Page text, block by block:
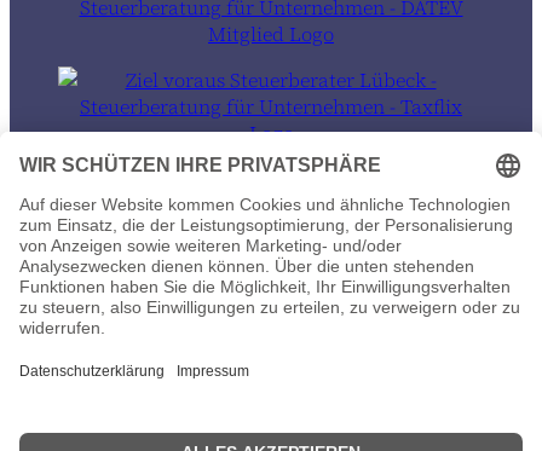
© 2026 Ziel voraus Steuerberater in Lübeck und auch 100% remote
Datenschutz